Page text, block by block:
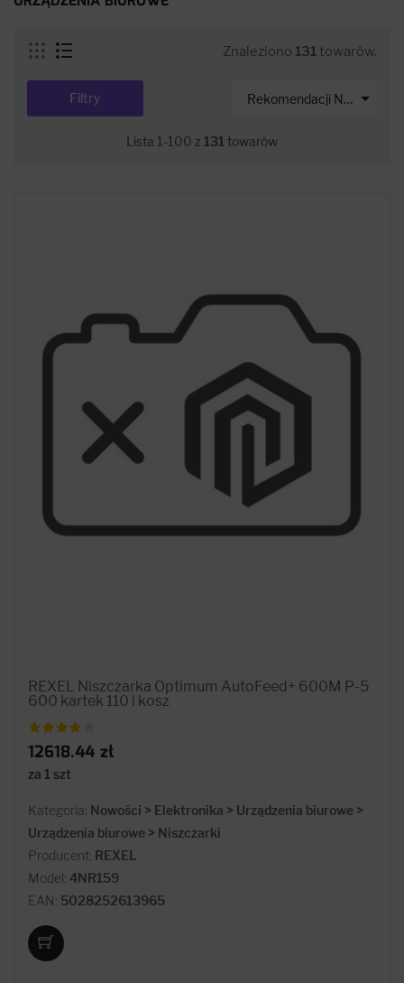
Znaleziono 131 towarów.
Rekomendacji Net-s 
Filtry
Lista 1-100 z 131 towarów
REXEL Niszczarka Optimum AutoFeed+ 600M P-5
600 kartek 110 l kosz
12618.44 zł
za 1 szt
Kategoria: Nowości > Elektronika > Urządzenia biurowe >
Urządzenia biurowe > Niszczarki
Producent: REXEL
Model: 4NR159
EAN: 5028252613965